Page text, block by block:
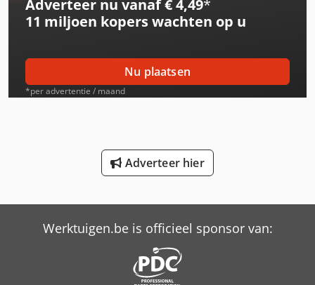
gebruikte staat Direct beschikbaar uit Çorlu, Turkije Prijs:
Op aanvraag
International 533
International 553
International 554
International 644
International 706
International 743
International 824
International 833
Adverteer nu vanaf € 4,49*
11 miljoen koperswachten op u
Nu plaatsen
*per advertentie / maand
Adverteer hier
Werktuigen.be is officieel sponsor van: